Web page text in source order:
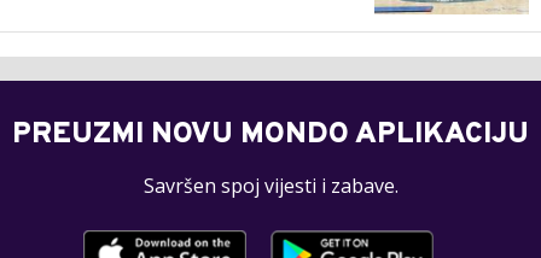
PREUZMI NOVU MONDO APLIKACIJU
Savršen spoj vijesti i zabave.